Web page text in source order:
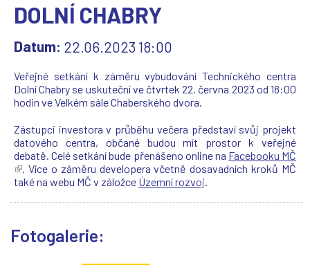
DOLNÍ CHABRY
Datum: 22.06.2023 18:00
Veřejné setkání k záměru vybudování Technického centra
Dolní Chabry se uskuteční ve čtvrtek 22. června 2023 od 18:00
hodin ve Velkém sále Chaberského dvora.
Zástupci investora v průběhu večera představí svůj projekt
datového centra, občané budou mít prostor k veřejné
debatě. Celé setkání bude přenášeno online na Facebooku MČ
(
T
o
. Více o záměru developera včetně dosavadních kroků MČ
také na webu MČ v záložce Územní rozvoj.
Fotogalerie: